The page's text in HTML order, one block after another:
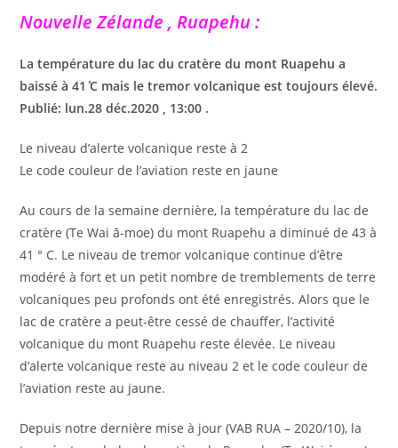
Nouvelle Zélande , Ruapehu :
La température du lac du cratère du mont Ruapehu a
baissé à 41 ̊C mais le tremor volcanique est toujours élevé.
Publié: lun.28 déc.2020 , 13:00 .
Le niveau d’alerte volcanique reste à 2
Le code couleur de l’aviation reste en jaune
Au cours de la semaine dernière, la température du lac de
cratère (Te Wai ā-moe) du mont Ruapehu a diminué de 43 à
41 ° C. Le niveau de tremor volcanique continue d’être
modéré à fort et un petit nombre de tremblements de terre
volcaniques peu profonds ont été enregistrés. Alors que le
lac de cratère a peut-être cessé de chauffer, l’activité
volcanique du mont Ruapehu reste élevée. Le niveau
d’alerte volcanique reste au niveau 2 et le code couleur de
l’aviation reste au jaune.
Depuis notre dernière mise à jour (VAB RUA – 2020/10), la